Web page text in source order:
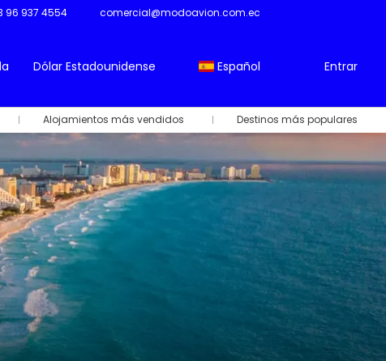
96 937 4554 comercial@modoavion.com.ec
Dólar Estadounidense Español Entrar
Alojamientos más vendidos Destinos más populares